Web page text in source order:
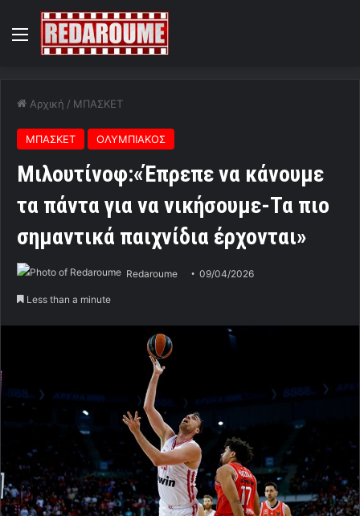
Menu
Αρχική / ΜΠΑΣΚΕΤ
ΜΠΑΣΚΕΤ ΟΛΥΜΠΙΑΚΟΣ
Μιλουτίνοφ:«Έπρεπε να κάνουμε
τα πάντα για να νικήσουμε-Τα πιο
σημαντικά παιχνίδια έρχονται»
Redaroume 09/04/2026
Less than a minute